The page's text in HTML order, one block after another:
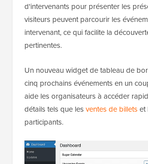
d'intervenants pour présenter les
visiteurs peuvent parcourir les
intervenant, ce qui facilite la
pertinentes.
Un nouveau widget de tableau de
cinq prochains événements en un
aide les organisateurs à accéder
détails tels que lesventes de billetset
participants.